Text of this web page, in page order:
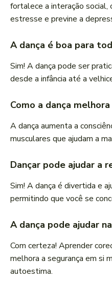
fortalece a interação social,
estresse e previne a
A dança é boa para
Sim! A dança pode ser
desde a infância até a
Como a dança
A dança aumenta a
musculares que ajudam a
Dançar pode ajudar a
Sim! A dança é divertida e
permitindo que você se
A dança pode ajudar
Com certeza! Aprender
melhora a segurança em si
autoestima.